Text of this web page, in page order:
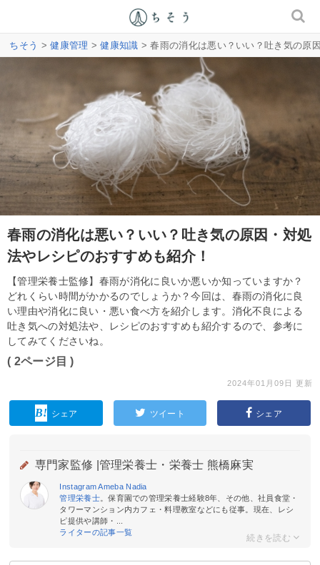
ちそう >健康管理 >健康知識 > 春雨の消化は悪い？いい？吐き気の原
春雨の消化は悪い？いい？吐き気の原因・対処
法やレシピのおすすめも紹介！
【管理栄養士監修】春雨が消化に良いか悪いか知っていますか？
どれくらい時間がかかるのでしょうか？今回は、春雨の消化に良
い理由や消化に良い・悪い食べ方を紹介します。消化不良による
吐き気への対処法や、レシピのおすすめも紹介するので、参考に
してみてくださいね。
( 2ページ目 )
2024年01月09日 更新
シェア ツイート シェア
専門家監修 | 管理栄養士・栄養士 熊橋麻実
Instagram Ameba Nadia
管理栄養士。保育園での管理栄養士経験8年、その他、社員食堂・
タワーマンション内カフェ・料理教室などにも従事。現在、レシ
ピ提供や講師・...
ライターの記事一覧